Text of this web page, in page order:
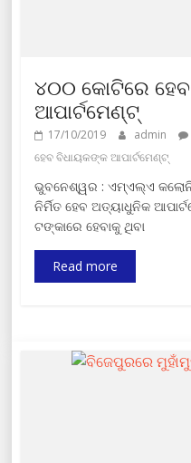
୪୦୦ କୋଟିରେ
ଆପାର୍ଟମେଣ୍ଟ୍‌
17/10/2019 admin
ହେବ ବିଧାୟକଙ୍କ ଆପାର୍ଟମେଣ୍ଟ୍‌
ଭୁବନେଶ୍ୱର : ଏମ୍‌ଏଲ୍‌ଏ
ନିର୍ମିତ ହେବ ଅତ୍ୟାଧୁନିକ
ଟଙ୍କାରେ ହେବାକୁ ଥିବା
Read more